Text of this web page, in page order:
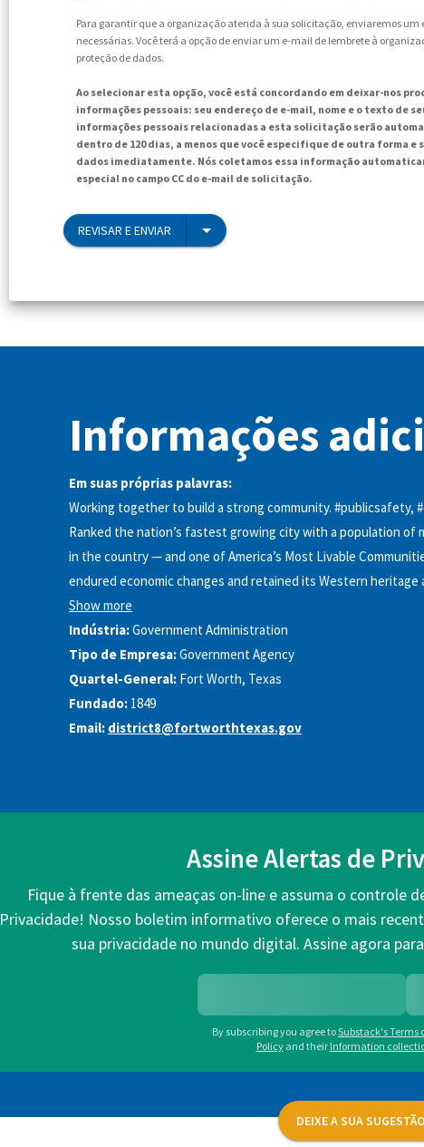
Para garantir que a organização atenda à sua solicitação, enviaremos
necessárias. Você terá a opção de enviar um e-mail de lembrete à
proteção de dados.
Ao selecionar esta opção, você está concordando em deixar-nos
informações pessoais: seu endereço de e-mail, nome e o texto de
informações pessoais relacionadas a esta solicitação serão
dentro de 120 dias, a menos que você especifique de outra forma e
dados imediatamente. Nós coletamos essa informação
especial no campo CC do e-mail de solicitação.
REVISAR E ENVIAR
Informações
Em suas próprias palavras:
Working together to build a strong community.
Ranked the nation’s fastest growing city with a population of
in the country — and one of America’s Most Livable
endured economic changes and retained its Western
Show more
Indústria:Government Administration
Tipo de Empresa:Government Agency
Quartel-General: Fort Worth, Texas
Fundado: 1849
Email: district8@fortworthtexas.gov
Assine Alertas de
Fique à frente das ameaças on-line e assuma o controle
Privacidade! Nosso boletim informativo oferece o mais
sua privacidade no mundo digital. Assine agora
By subscribing you agree toSubstack's Terms
Policy and their Information
DEIXE A SUA SUGESTÃO